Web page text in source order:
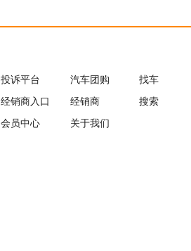
投诉平台 汽车团购
找车
经销商入口 经销商
搜索
会员中心 关于我们